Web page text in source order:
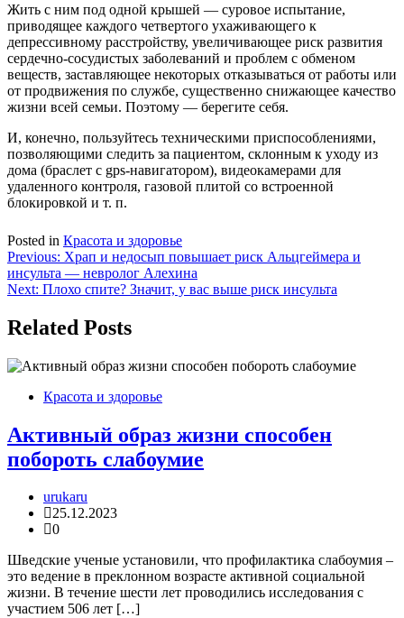
Жить с ним под одной крышей — суровое испытание,
приводящее каждого четвертого ухаживающего к
депрессивному расстройству, увеличивающее риск развития
сердечно-сосудистых заболеваний и проблем с обменом
веществ, заставляющее некоторых отказываться от работы или
от продвижения по службе, существенно снижающее качество
жизни всей семьи. Поэтому — берегите себя.
И, конечно, пользуйтесь техническими приспособлениями,
позволяющими следить за пациентом, склонным к уходу из
дома (браслет с gps-навигатором), видеокамерами для
удаленного контроля, газовой плитой со встроенной
блокировкой и т. п.
Posted in Красота и здоровье
Навигация
по
Previous: Храп и недосып повышает риск Альцгеймера и
инсульта — невролог Алехина
Next: Плохо спите? Значит, у вас выше риск инсульта
Related Posts
Красота и здоровье
Активный образ жизни способен
побороть слабоумие
urukaru
25.12.2023
0
Шведские ученые установили, что профилактика слабоумия –
это ведение в преклонном возрасте активной социальной
жизни. В течение шести лет проводились исследования с
участием 506 лет […]